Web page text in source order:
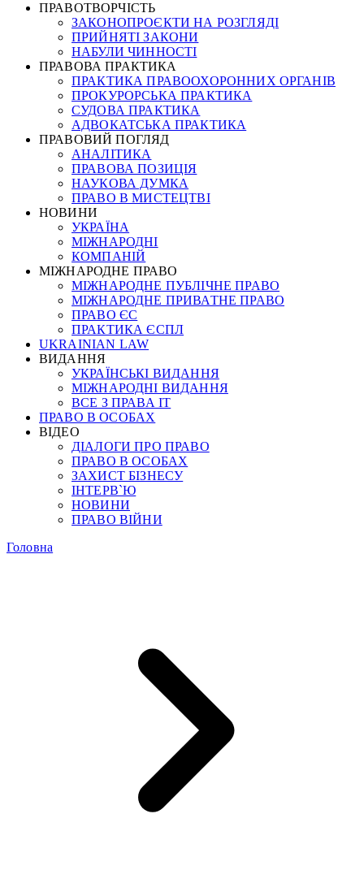
ПРАВОТВОРЧІСТЬ
ЗАКОНОПРОЄКТИ НА РОЗГЛЯДІ
ПРИЙНЯТІ ЗАКОНИ
НАБУЛИ ЧИННОСТІ
ПРАВОВА ПРАКТИКА
ПРАКТИКА ПРАВООХОРОННИХ ОРГАНІВ
ПРОКУРОРСЬКА ПРАКТИКА
СУДОВА ПРАКТИКА
АДВОКАТСЬКА ПРАКТИКА
ПРАВОВИЙ ПОГЛЯД
АНАЛІТИКА
ПРАВОВА ПОЗИЦІЯ
НАУКОВА ДУМКА
ПРАВО В МИСТЕЦТВІ
НОВИНИ
УКРАЇНА
МІЖНАРОДНІ
КОМПАНІЙ
МІЖНАРОДНЕ ПРАВО
МІЖНАРОДНЕ ПУБЛІЧНЕ ПРАВО
МІЖНАРОДНЕ ПРИВАТНЕ ПРАВО
ПРАВО ЄС
ПРАКТИКА ЄСПЛ
UKRAINIAN LAW
ВИДАННЯ
УКРАЇНСЬКІ ВИДАННЯ
МІЖНАРОДНІ ВИДАННЯ
ВСЕ З ПРАВА ІТ
ПРАВО В ОСОБАХ
ВІДЕО
ДІАЛОГИ ПРО ПРАВО
ПРАВО В ОСОБАХ
ЗАХИСТ БІЗНЕСУ
ІНТЕРВ`Ю
НОВИНИ
ПРАВО ВІЙНИ
Головна